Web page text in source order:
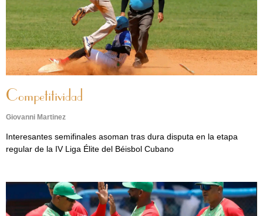
Competitividad
Giovanni Martinez
Interesantes semifinales asoman tras dura disputa en la etapa
regular de la IV Liga Élite del Béisbol Cubano